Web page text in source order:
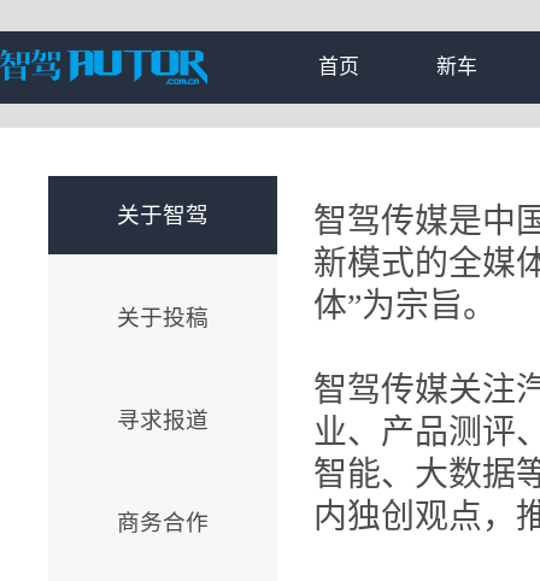
首页 新车
关于智驾
关于投稿
寻求报道
商务合作
智驾传媒是中
新模式的全媒
体”为宗旨。
智驾传媒关注
业、产品测评
智能、大数据
内独创观点，